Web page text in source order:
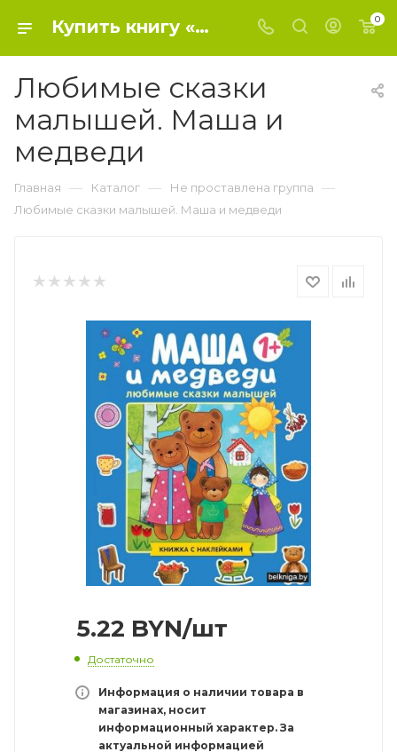
Купить книгу «Любимые сказки малышей. Маша и медведи» 2019, - Не проставлена группа 0
Любимые сказки
малышей. Маша и
медведи
Главная — Каталог — Не проставлена группа —
Любимые сказки малышей. Маша и медведи
5.22 BYN/шт
Достаточно
Информация о наличии товара в
магазинах, носит
информационный характер. За
актуальной информацией